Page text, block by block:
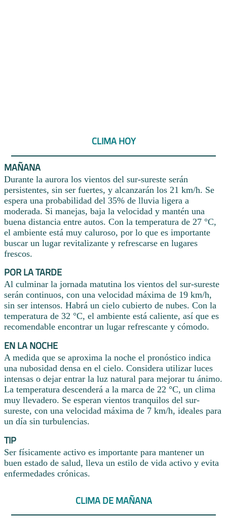
CLIMA HOY
MAÑANA
Durante la aurora los vientos del sur-sureste serán
persistentes, sin ser fuertes, y alcanzarán los 21 km/h. Se
espera una probabilidad del 35% de lluvia ligera a
moderada. Si manejas, baja la velocidad y mantén una
buena distancia entre autos. Con la temperatura de 27 °C,
el ambiente está muy caluroso, por lo que es importante
buscar un lugar revitalizante y refrescarse en lugares
frescos.
POR LA TARDE
Al culminar la jornada matutina los vientos del sur-sureste
serán continuos, con una velocidad máxima de 19 km/h,
sin ser intensos. Habrá un cielo cubierto de nubes. Con la
temperatura de 32 °C, el ambiente está caliente, así que es
recomendable encontrar un lugar refrescante y cómodo.
EN LA NOCHE
A medida que se aproxima la noche el pronóstico indica
una nubosidad densa en el cielo. Considera utilizar luces
intensas o dejar entrar la luz natural para mejorar tu ánimo.
La temperatura descenderá a la marca de 22 °C, un clima
muy llevadero. Se esperan vientos tranquilos del sur-
sureste, con una velocidad máxima de 7 km/h, ideales para
un día sin turbulencias.
TIP
Ser físicamente activo es importante para mantener un
buen estado de salud, lleva un estilo de vida activo y evita
enfermedades crónicas.
CLIMA DE MAÑANA